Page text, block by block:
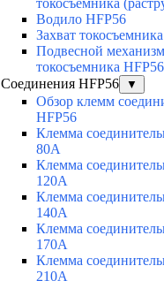
Водило HFP56
Захват
Подвесной механизм
токосъемника HFP56
Соединения HFP56
▼
Обзор клемм
HFP56
Клемма
80A
Клемма
120A
Клемма
140A
Клемма
170A
Клемма
210A